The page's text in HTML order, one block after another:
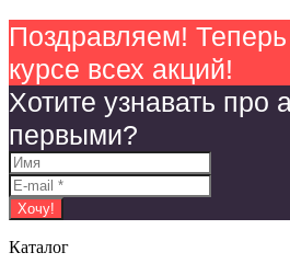
Поздравляем!
курсе всех акций!
Хотите узнавать про
первыми?
Каталог